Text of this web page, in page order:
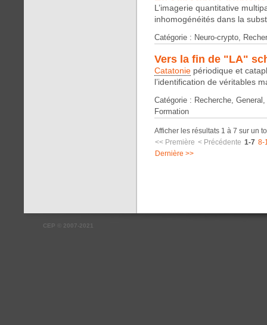
L’imagerie quantitative
inhomogénéités dans la
Catégorie : Neuro-crypto,
Vers la fin de "LA"
Catatonie périodique et
l’identification de véritables
Catégorie : Recherche,
Formation
Afficher les résultats 1 à 7 sur un
<< Première < Précédente 1-7 8-
Dernière >>
CEP 2007-2021